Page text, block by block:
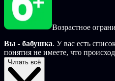
Возрастное
Вы - бабушка. У вас есть
понятия не имеете, что
Особенности
Читать всё